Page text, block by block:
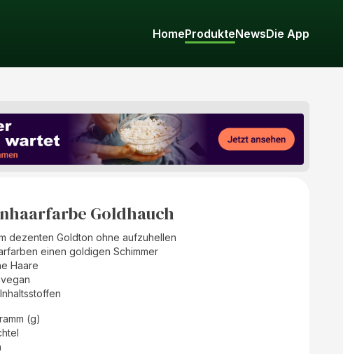
HomeProdukteNewsDie App
Goldhauch
dezenten Goldton ohne aufzuhellen
einen goldigen Schimmer
Haare
(g)